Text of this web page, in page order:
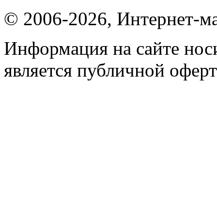
© 2006-2026, Интернет-
Информация на сайте
является публичной